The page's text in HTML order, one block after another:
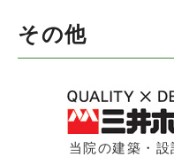
その他
当院の建築・設